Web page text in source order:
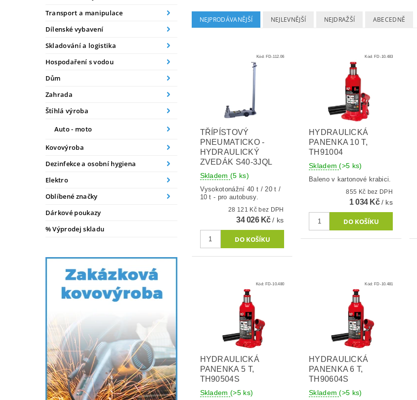
Transport a manipulace
Dílenské vybavení
Skladování a logistika
Hospodaření s vodou
Dům
Zahrada
Štíhlá výroba
Auto - moto
Kovovýroba
Dezinfekce a osobní hygiena
Elektro
Oblíbené značky
Dárkové poukazy
% Výprodej skladu
NEJPRODÁVANĚJŠÍ NEJLEVNĚJŠÍ NEJDRAŽŠÍ ABECEDNĚ
Kód: FD-112.06
TŘÍPÍSTOVÝ
PNEUMATICKO -
HYDRAULICKÝ
ZVEDÁK S40-3JQL
Skladem(5 ks)
Vysokotonážní 40 t / 20 t /
10 t - pro autobusy.
28 121 Kč bez DPH
34 026 Kč/ ks
Kód: FD-10.483
HYDRAULICKÁ
PANENKA 10 T,
TH91004
Skladem(>5 ks)
Baleno v kartonové krabici.
855 Kč bez DPH
1 034 Kč/ ks
Kód: FD-10.480
HYDRAULICKÁ
PANENKA 5 T,
TH90504S
Skladem(>5 ks)
Kód: FD-10.481
HYDRAULICKÁ
PANENKA 6 T,
TH90604S
Skladem(>5 ks)